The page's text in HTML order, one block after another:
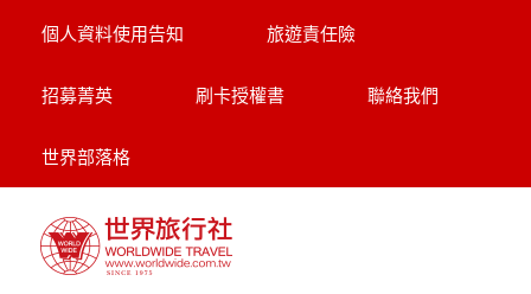
探索萊茵河世界遺產8天
帶您探訪萊茵名城(科隆.美茵茲.史特拉斯
堡.呂德斯海姆.科布倫茲.曼海姆)